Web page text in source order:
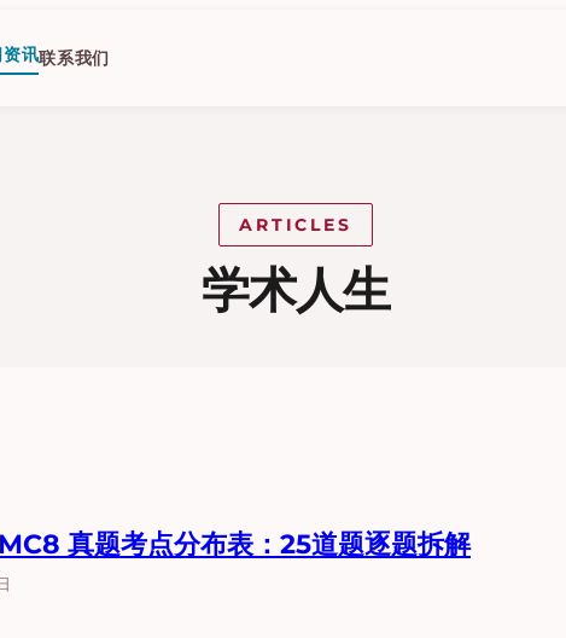
讯联系我们
ARTICLES
学术人生
真题考点分布表：25道题逐题拆解